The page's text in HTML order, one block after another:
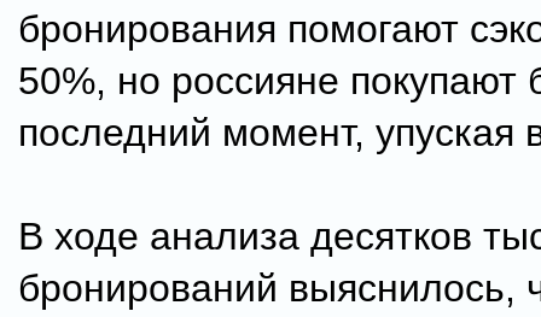
бронирования помогают
50%, но россияне покупают
последний момент, упуская
В ходе анализа десятков
бронирований выяснилось,